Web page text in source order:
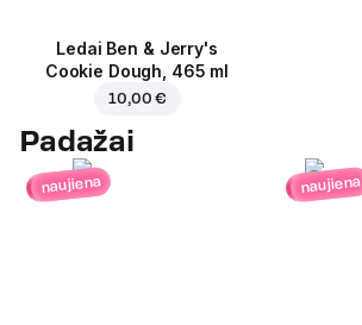
Ledai Ben & Jerry's
Cookie Dough, 465 ml
10,00 €
Padažai
naujiena naujiena